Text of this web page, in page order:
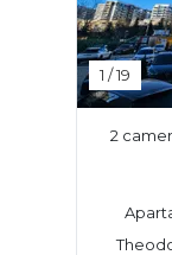
1 /19
2